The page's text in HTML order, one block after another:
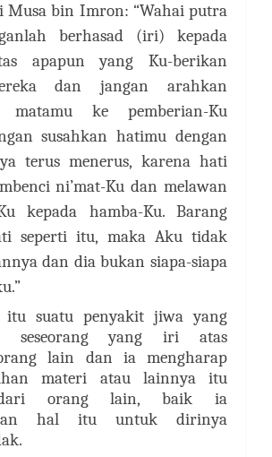
Musa bin Imron: “Wahai putra
berhasad (iri) kepada
apapun yang Ku-berikan
dan jangan arahkan
matamu ke pemberian-Ku
susahkan hatimu dengan
terus menerus, karena hati
ni’mat-Ku dan melawan
kepada hamba-Ku. Barang
seperti itu, maka Aku tidak
dan dia bukan siapa-siapa
suatu penyakit jiwa yang
seseorang yang iri atas
lain dan ia mengharap
materi atau lainnya itu
orang lain, baik ia
hal itu untuk dirinya